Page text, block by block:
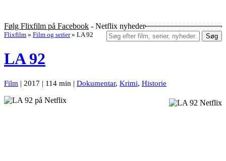
Følg Flixfilm på Facebook - Netflix nyheder
Søg
Flixfilm » Film og serier » LA 92
LA 92
Film | 2017 | 114 min | Dokumentar, Krimi, Historie